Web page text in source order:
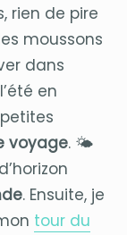
rien de pire
moussons
dans
en
voyage. 🌤
. Ensuite, je
tour du